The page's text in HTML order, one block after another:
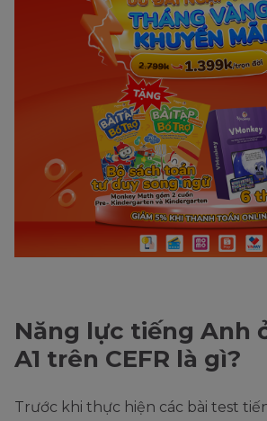
Năng lực tiếng Anh
A1 trên CEFR là gì?
Trước khi thực hiện các bài test